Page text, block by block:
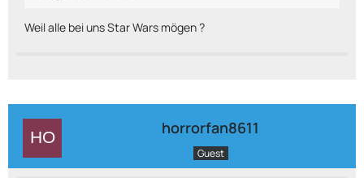
Weil alle bei uns Star Wars mögen ?
horrorfan8611
Guest